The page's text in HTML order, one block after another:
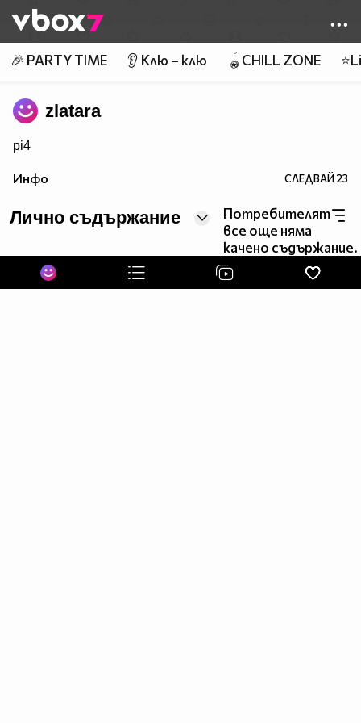
👾
🎉 PARTY TIME 👂 Клю – клю 🪀CHILL ZONE
zlatara
pi4
Инфо СЛЕДВАЙ23
Лично съдържание
Потребителят
все още няма
качено съдържание.